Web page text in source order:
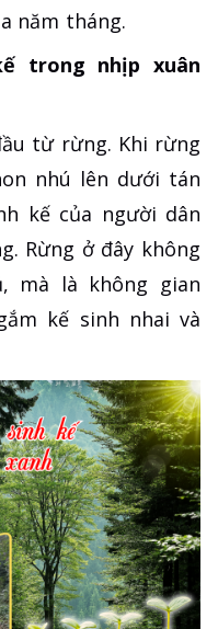
năm tháng.
trong nhịp xuân
từ rừng. Khi rừng
nhú lên dưới tán
kế của người dân
Rừng ở đây không
mà là không gian
kế sinh nhai và